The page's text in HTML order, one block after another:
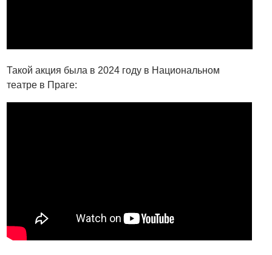
Такой акция была в 2024 году в Национальном
театре в Праге: